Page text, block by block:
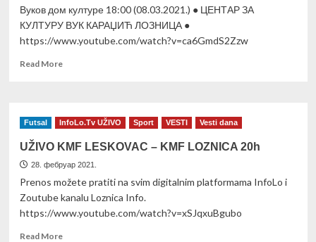
Вуков дом културе 18:00 (08.03.2021.) ● ЦЕНТАР ЗА
КУЛТУРУ ВУК КАРАЏИЋ ЛОЗНИЦА ●
https://www.youtube.com/watch?v=ca6GmdS2Zzw
Read MoreRead
ЖЕНА
●СВЕЧАНА
АКАДЕМИЈА
пренос)
Futsal InfoLo.Tv UŽIVO Sport VESTI Vesti dana
UŽIVO KMF LESKOVAC – KMF LOZNICA 20h
28. фебруар 2021.
Prenos možete pratiti na svim digitalnim platformama InfoLo i
Zoutube kanalu Loznica Info.
https://www.youtube.com/watch?v=xSJqxuBgubo
Read MoreRead